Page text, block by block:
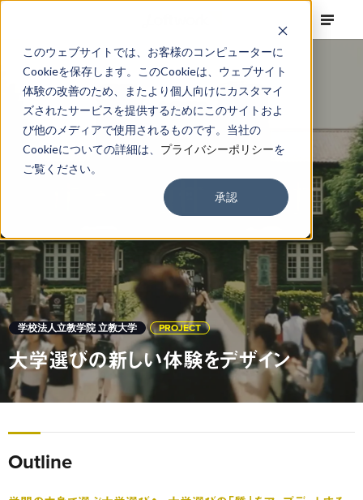
このウェブサイトでは、お客様のコンピューターに
Cookieを保存します。このCookieは、ウェブサイト
体験の改善のため、またより個人向けにカスタマイ
ズされたサービスを提供するためにこのサイトおよ
び他のメディアで使用されるものです。当社の
Cookieについての詳細は、 プライバシーポリシーを
ご覧ください。
承認
学校法人立教学院 立教大学 PROJECT
大学選びの新しい体験をデザイン
Outline